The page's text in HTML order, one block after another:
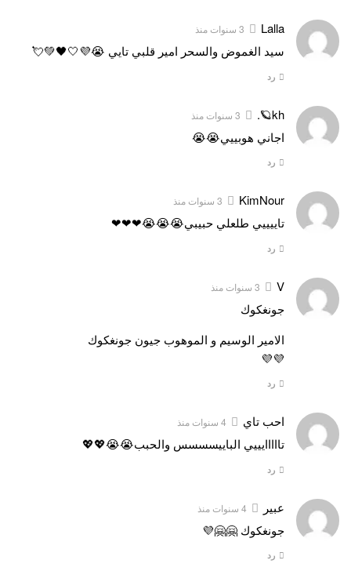
Lalla 3 سنوات منذ
سيد الغموض والسحر امير قلبي تايي 😭💜🤍🖤💚💘
رد
kh🪐. 3 سنوات منذ
اجاني هوبييي😭😭
رد
KimNour 3 سنوات منذ
تاييييي طلعلي حبيبي😭😭😭❤❤❤
رد
V 3 سنوات منذ
جونغكوك
الامير الوسيم و الموهوب جيون جونغكوك
💜💜
رد
احب تاي 4 سنوات منذ
تااااايييي الباييسسسس والحبب😭😭💖💖
رد
عبير 4 سنوات منذ
جونغكوك 🤗🤗💜
رد